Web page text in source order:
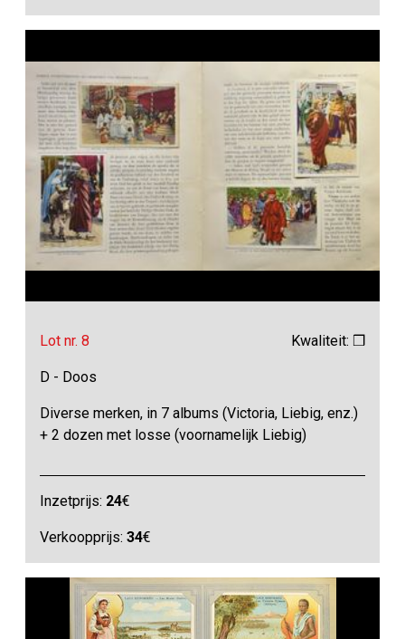
Lot nr. 8 Kwaliteit: ❒
D - Doos
Diverse merken, in 7 albums (Victoria, Liebig, enz.)
+ 2 dozen met losse (voornamelijk Liebig)
Inzetprijs: 24€
Verkoopprijs:34€